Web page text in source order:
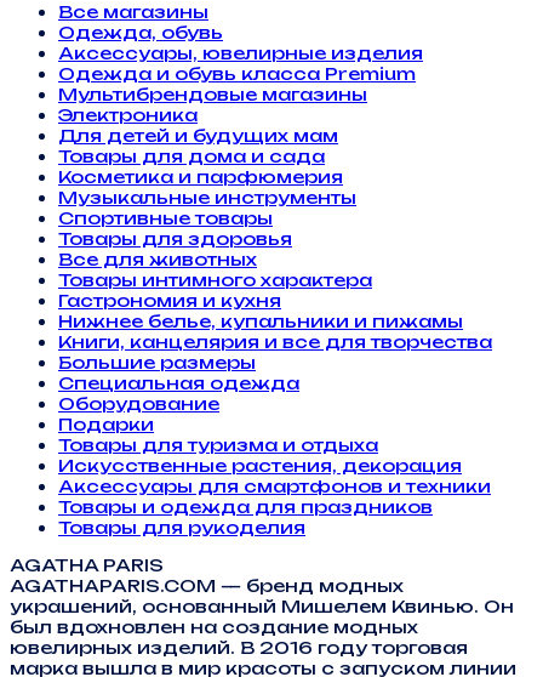
Все магазины
Одежда, обувь
Аксессуары, ювелирные изделия
Одежда и обувь класса Premium
Мультибрендовые магазины
Электроника
Для детей и будущих мам
Товары для дома и сада
Косметика и парфюмерия
Музыкальные инструменты
Спортивные товары
Товары для здоровья
Все для животных
Товары интимного характера
Гастрономия и кухня
Нижнее белье, купальники и пижамы
Книги, канцелярия и все для творчества
Большие размеры
Специальная одежда
Оборудование
Подарки
Товары для туризма и отдыха
Искусственные растения, декорация
Аксессуары для смартфонов и техники
Товары и одежда для праздников
Товары для рукоделия
AGATHA PARIS
AGATHAPARIS.COM — бренд модных
украшений, основанный Мишелем Квинью. Он
был вдохновлен на создание модных
ювелирных изделий. В 2016 году торговая
марка вышла в мир красоты с запуском линии